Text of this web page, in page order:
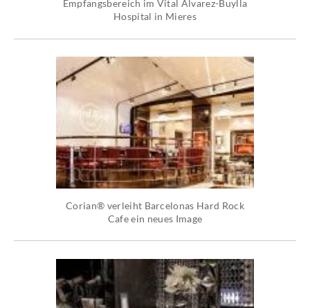
Empfangsbereich im Vital Álvarez-Buylla
Hospital in Mieres
Corian® verleiht Barcelonas Hard Rock
Cafe ein neues Image